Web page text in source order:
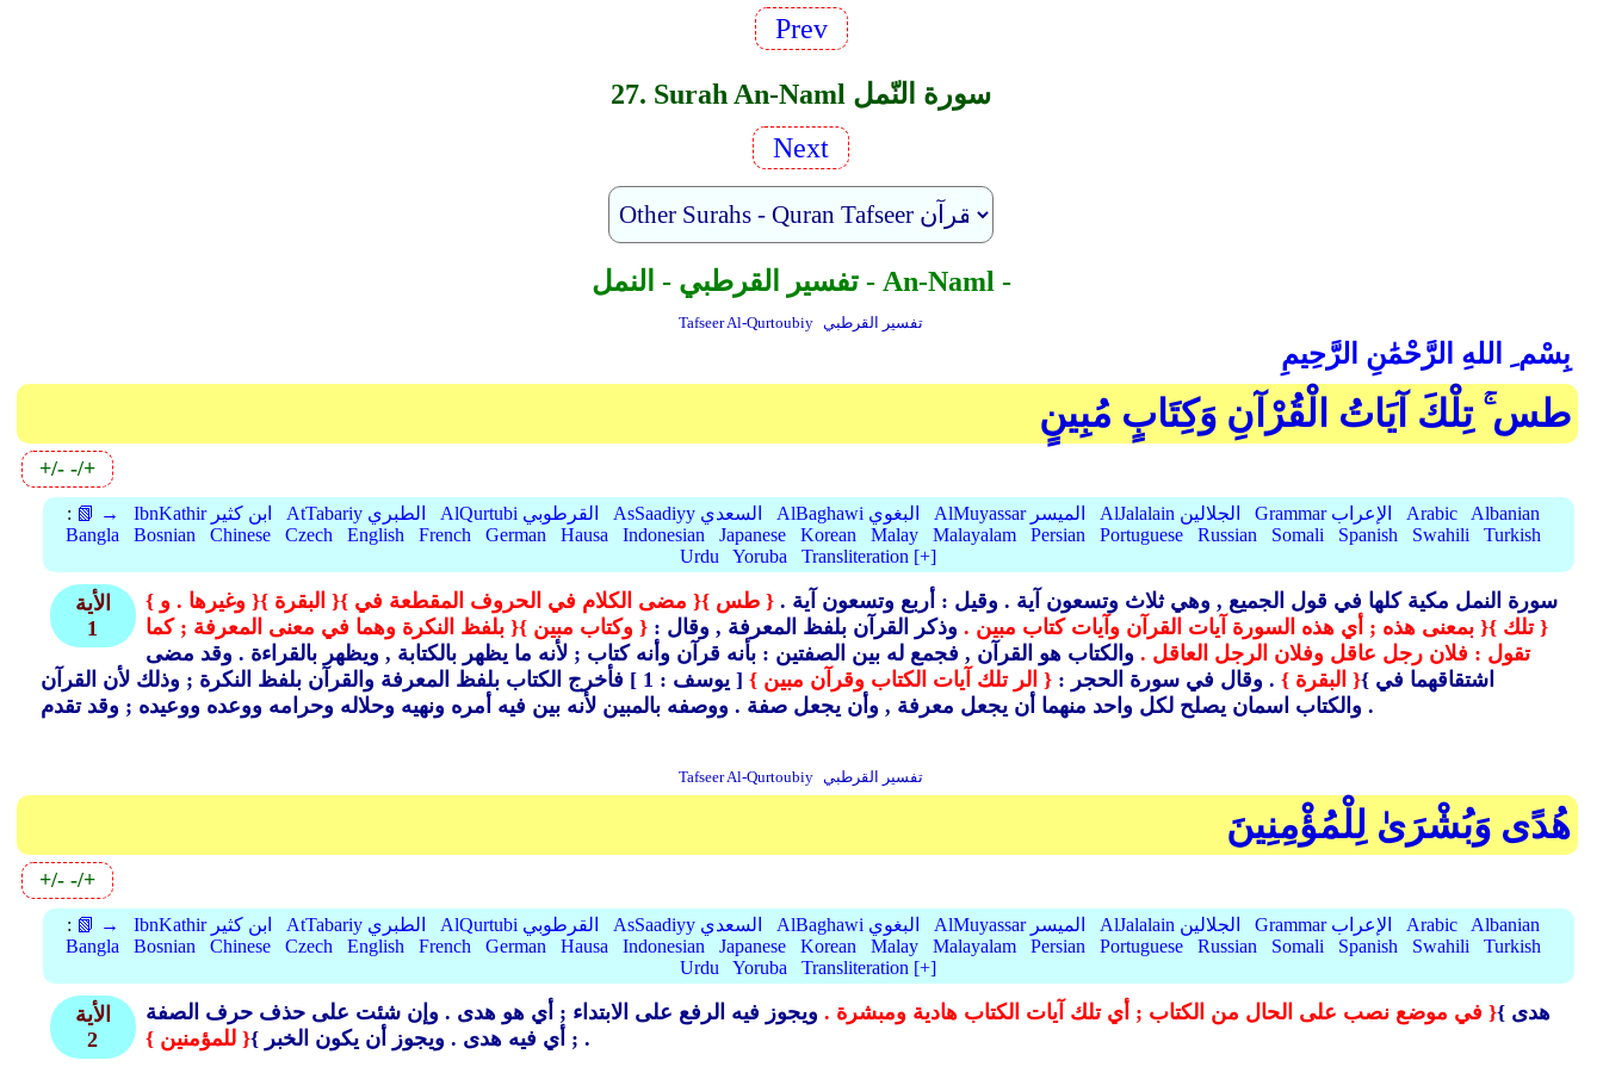
Prev
27. Surah An-Naml سورة النّمل
Next
تفسير القرطبي - النمل - An-Naml -
Tafseer Al-Qurtoubiy تفسير القرطبي
بِسْم ِ اللهِ الرَّحْمَٰنِ الرَّحِيمِ
طس ۚ تِلْكَ آيَاتُ الْقُرْآنِ وَكِتَابٍ مُبِينٍ
+/--/+
: 📗 → IbnKathir ابن كثير AtTabariy الطبري AlQurtubi القرطوبي AsSaadiyy السعدي AlBaghawi البغوي AlMuyassar الميسر AlJalalain الجلالين Grammar الإعراب Arabic
Albanian
Bangla
Bosnian Chinese Czech English French German Hausa Indonesian Japanese Korean Malay Malayalam Persian Portuguese Russian Somali Spanish Swahili
Turkish
Urdu
Yoruba Transliteration [+]
الأية
1
سورة النمل مكية كلها في قول الجميع , وهي ثلاث وتسعون آية . وقيل : أربع وتسعون آية .{ طس }{ مضى الكلام في الحروف المقطعة في }{ البقرة }{ وغيرها . و }
{ تلك }{ بمعنى هذه ; أي هذه السورة آيات القرآن وآيات كتاب مبين . وذكر القرآن بلفظ المعرفة , وقال :{ وكتاب مبين }{ بلفظ النكرة وهما في معنى المعرفة ; كما
تقول : فلان رجل عاقل وفلان الرجل العاقل . والكتاب هو القرآن , فجمع له بين الصفتين : بأنه قرآن وأنه كتاب ; لأنه ما يظهر بالكتابة , ويظهر بالقراءة . وقد مضى
اشتقاقهما في }{ البقرة } . وقال في سورة الحجر :{ الر تلك آيات الكتاب وقرآن مبين }
[ يوسف : 1 ] فأخرج الكتاب بلفظ المعرفة والقرآن بلفظ النكرة ; وذلك لأن القرآن
والكتاب اسمان يصلح لكل واحد منهما أن يجعل معرفة , وأن يجعل صفة . ووصفه بالمبين لأنه بين فيه أمره ونهيه وحلاله وحرامه ووعده ووعيده ; وقد تقدم .
Tafseer Al-Qurtoubiy تفسير القرطبي
هُدًى وَبُشْرَىٰ لِلْمُؤْمِنِينَ
+/--/+
: 📗 → IbnKathir ابن كثير AtTabariy الطبري AlQurtubi القرطوبي AsSaadiyy السعدي AlBaghawi البغوي AlMuyassar الميسر AlJalalain الجلالين Grammar الإعراب Arabic
Albanian
Bangla
Bosnian Chinese Czech English French German Hausa Indonesian Japanese Korean Malay Malayalam Persian Portuguese Russian Somali Spanish Swahili
Turkish
Urdu
Yoruba Transliteration [+]
الأية
2
هدى }{ في موضع نصب على الحال من الكتاب ; أي تلك آيات الكتاب هادية ومبشرة . ويجوز فيه الرفع على الابتداء ; أي هو هدى . وإن شئت على حذف حرف الصفة
; أي فيه هدى . ويجوز أن يكون الخبر }{ للمؤمنين } .